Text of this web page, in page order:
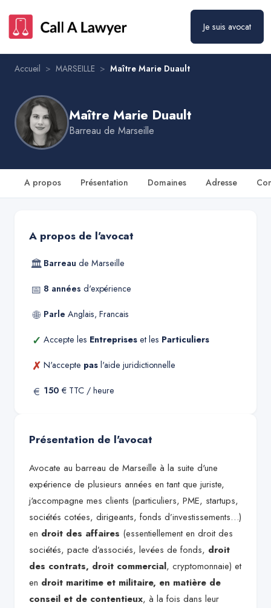
Je suis avocat
Accueil > MARSEILLE > Maître Marie Duault
Maître Marie Duault
Barreau de Marseille
A propos Présentation Domaines Adresse
A propos de l'avocat
🏛 Barreau de Marseille
📅 8 années d'expérience
🌐 Parle Anglais, Francais
✓ Accepte les Entreprises et les Particuliers
✗ N'accepte pas l'aide juridictionnelle
€ 150 € TTC / heure
Présentation de l'avocat
Avocate au barreau de Marseille à la suite d'une
expérience de plusieurs années en tant que juriste,
j'accompagne mes clients (particuliers, PME, startups,
sociétés cotées, dirigeants, fonds d’investissements…)
en droit des affaires (essentiellement en droit des
sociétés, pacte d’associés, levées de fonds, droit
des contrats, droit commercial, cryptomonnaie) et
en droit maritime et militaire, en matière de
conseil et de contentieux, à la fois dans leur